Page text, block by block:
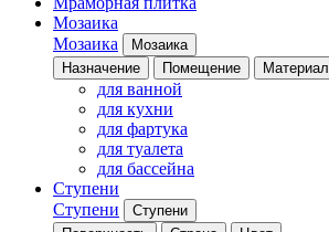
Мозаика
Мозаика
Мозаика
Назначение
Помещение Материал
для ванной
для кухни
для фартука
для туалета
для бассейна
Ступени
Ступени
Ступени